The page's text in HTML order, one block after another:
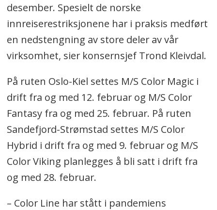
desember. Spesielt de norske
innreiserestriksjonene har i praksis medført
en nedstengning av store deler av vår
virksomhet, sier konsernsjef Trond Kleivdal.
På ruten Oslo-Kiel settes M/S Color Magic i
drift fra og med 12. februar og M/S Color
Fantasy fra og med 25. februar. På ruten
Sandefjord-Strømstad settes M/S Color
Hybrid i drift fra og med 9. februar og M/S
Color Viking planlegges å bli satt i drift fra
og med 28. februar.
– Color Line har stått i pandemiens